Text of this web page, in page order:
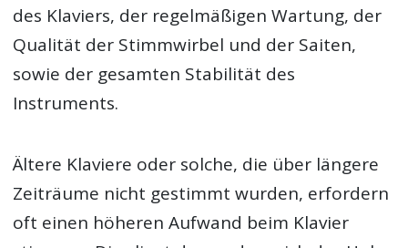
des Klaviers, der regelmäßigen Wartung, der
Qualität der Stimmwirbel und der Saiten,
sowie der gesamten Stabilität des
Instruments.
Ältere Klaviere oder solche, die über längere
Zeiträume nicht gestimmt wurden, erfordern
oft einen höheren Aufwand beim Klavier